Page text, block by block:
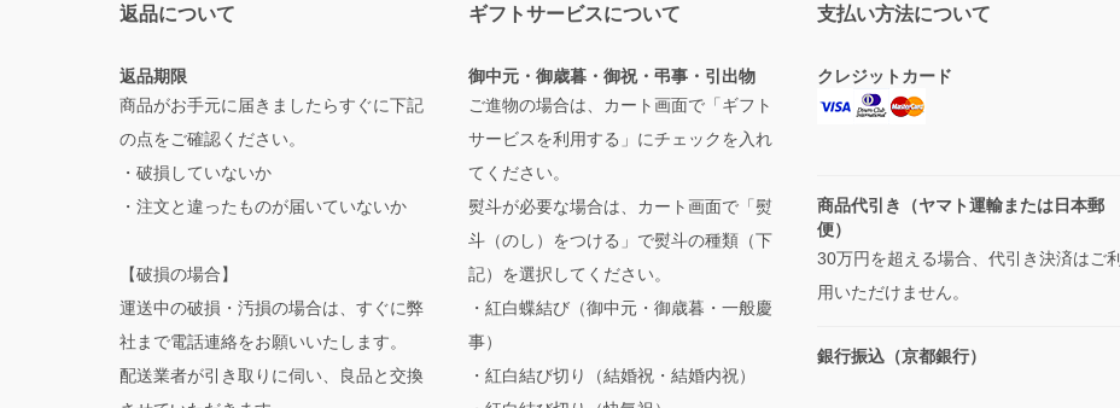
返品について
返品期限
商品がお手元に届きましたらすぐに下記
の点をご確認ください。
・破損していないか
・注文と違ったものが届いていないか
【破損の場合】
運送中の破損・汚損の場合は、すぐに弊
社まで電話連絡をお願いいたします。
配送業者が引き取りに伺い、良品と交換
ギフトサービスについて
御中元・御歳暮・御祝・弔事・引出物
ご進物の場合は、カート画面で「ギフト
サービスを利用する」にチェックを入れ
てください。
熨斗が必要な場合は、カート画面で「熨
斗（のし）をつける」で熨斗の種類（下
記）を選択してください。
・紅白蝶結び（御中元・御歳暮・一般慶
事）
・紅白結び切り（結婚祝・結婚内祝）
支払い方法について
クレジットカード
商品代引き（ヤマト運輸または日本郵
便）
30万円を超える場合、代引き決済はご利
用いただけません。
銀行振込（京都銀行）